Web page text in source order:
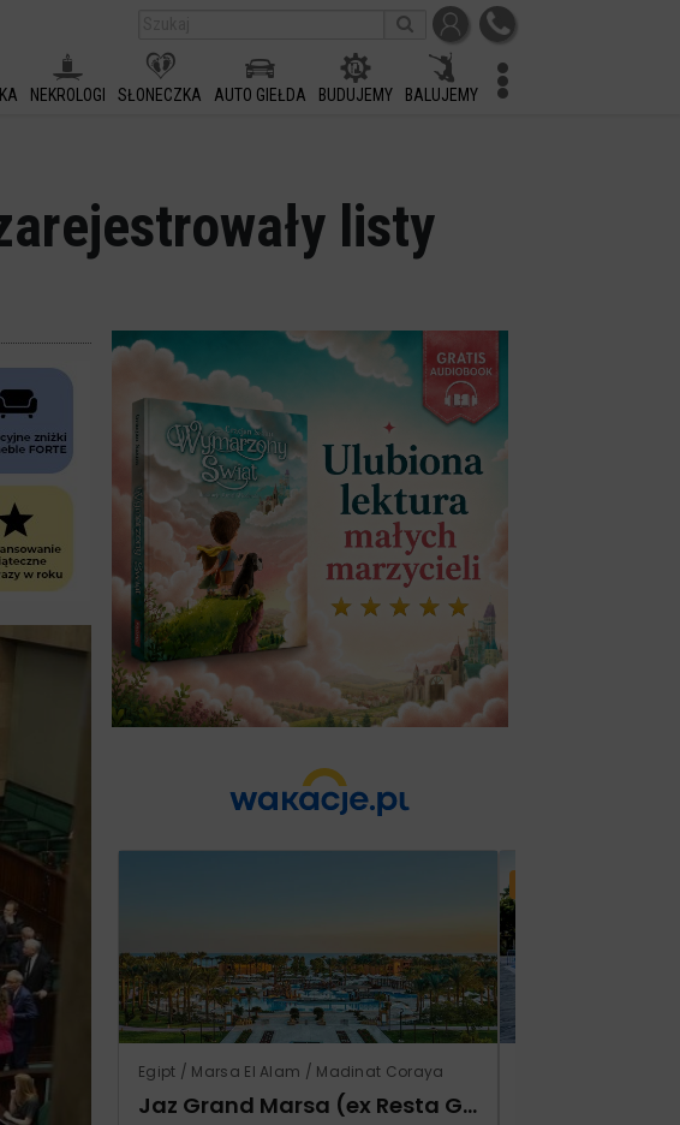
NEKROLOGI SŁONECZKA AUTO GIEŁDA BUDUJEMY BALUJEMY
listy
Egipt / Marsa El Alam / Madinat Coraya
Jaz Grand Marsa (ex Resta Grand Resort)